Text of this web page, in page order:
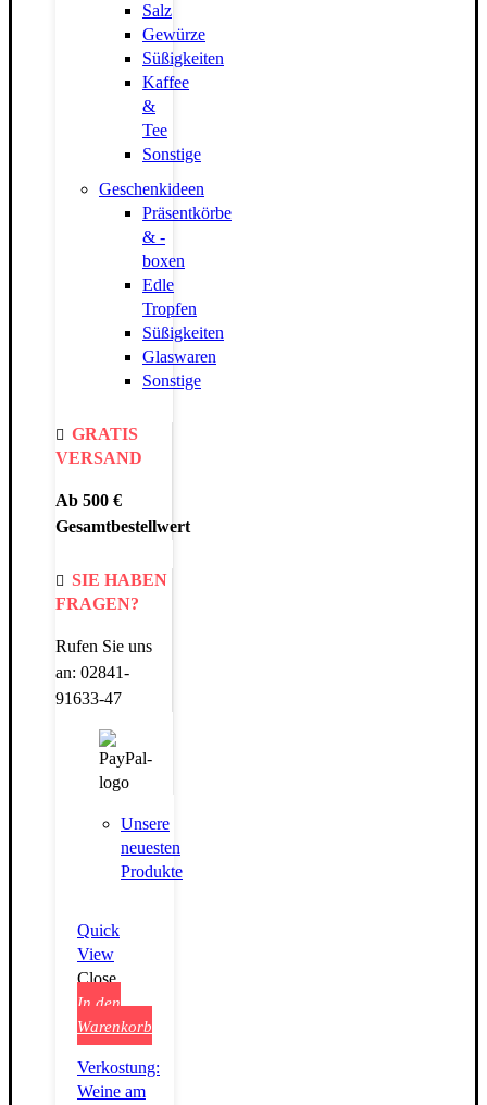
Salz
Gewürze
Süßigkeiten
Kaffee
&
Tee
Sonstige
Geschenkideen
Präsentkörbe
& -
boxen
Edle
Tropfen
Süßigkeiten
Glaswaren
Sonstige
GRATIS
VERSAND
Ab 500 €
Gesamtbestellwert
SIE HABEN
FRAGEN?
Rufen Sie uns
an: 02841-
91633-47
Unsere
neuesten
Produkte
Quick
View
Close
In den
Warenkorb
Verkostung:
Weine am